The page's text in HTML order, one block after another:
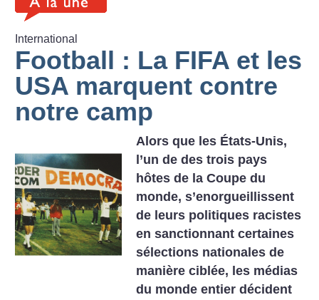
International
Football : La FIFA et les
USA marquent contre
notre camp
Alors que les États-Unis,
l’un de des trois pays
hôtes de la Coupe du
monde, s’enorgueillissent
de leurs politiques racistes
en sanctionnant certaines
sélections nationales de
manière ciblée, les médias
du monde entier décident